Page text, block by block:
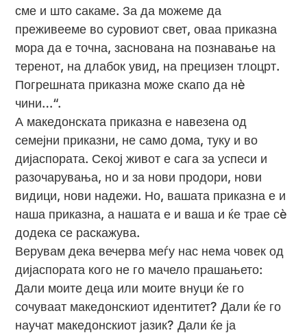
сме и што сакаме. За да можеме да
преживееме во суровиот свет, оваа приказна
мора да е точна, заснована на познавање на
теренот, на длабок увид, на прецизен тлоцрт.
Погрешната приказна може скапо да нè
чини…“.
А македонската приказна е навезена од
семејни приказни, не само дома, туку и во
дијаспората. Секој живот е сага за успеси и
разочарувања, но и за нови продори, нови
видици, нови надежи. Но, вашата приказна е и
наша приказна, а нашата е и ваша и ќе трае сè
додека се раскажува.
Верувам дека вечерва меѓу нас нема човек од
дијаспората кого не го мачело прашањето:
Дали моите деца или моите внуци ќе го
сочуваат македонскиот идентитет? Дали ќе го
научат македонскиот јазик? Дали ќе ја